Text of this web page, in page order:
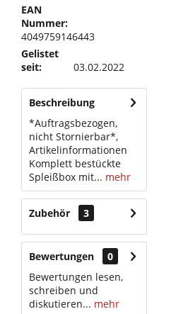
EAN
Nummer:
4049759146443
Gelistet
seit:
03.02.2022
Beschreibung
*Auftragsbezogen,
nicht Stornierbar*,
Artikelinformationen
Komplett bestückte
Spleißbox mit... mehr
Zubehör 3
Bewertungen
0
Bewertungen lesen,
schreiben und
diskutieren... mehr